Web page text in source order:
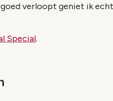
verloopt geniet ik echt
Special.